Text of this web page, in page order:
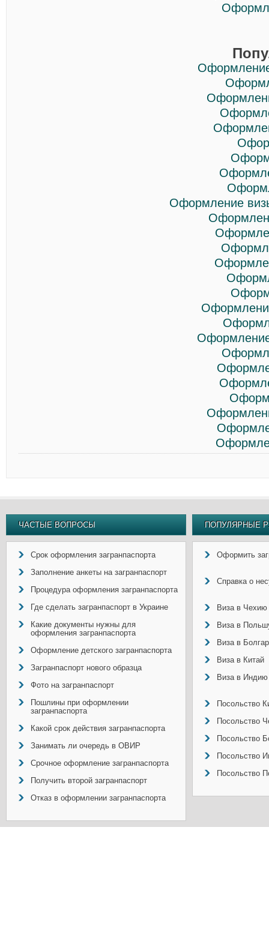
Оформление
ЧАСТЫЕ ВОПРОСЫ
Срок оформления загранпаспорта
Заполнение анкеты на загранпаспорт
Процедура оформления загранпаспорта
Где сделать загранпаспорт в Украине
Какие документы нужны для
оформления загранпаспорта
Оформление детского загранпаспорта
Загранпаспорт нового образца
Фото на загранпаспорт
Пошлины при оформлении
загранпаспорта
Какой срок действия загранпаспорта
Занимать ли очередь в ОВИР
Срочное оформление загранпаспорта
Получить второй загранпаспорт
Отказ в оформлении загранпаспорта
ПОПУЛЯРНЫЕ
Оформить
Справка о
Виза в Чехию
Виза в
Виза в
Виза в Китай
Виза в Индию
Посольство
Посольство
Посольство
Посольство
Посольство